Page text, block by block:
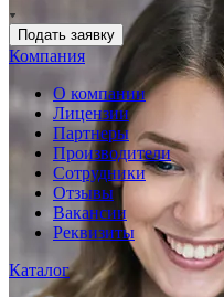
Подать заявку
Компания
О компании
Лицензии
Партнеры
Производители
Сотрудники
Отзывы
Вакансии
Реквизиты
Каталог